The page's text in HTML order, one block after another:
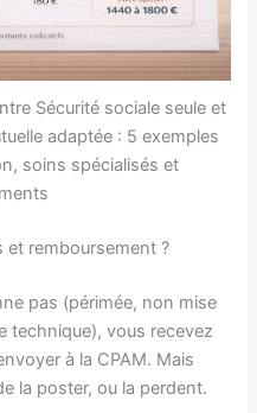
Sécurité sociale seule et
adaptée : 5 exemples
soins spécialisés et
et remboursement ?
pas (périmée, non mise
technique), vous recevez
à la CPAM. Mais
la poster, ou la perdent.